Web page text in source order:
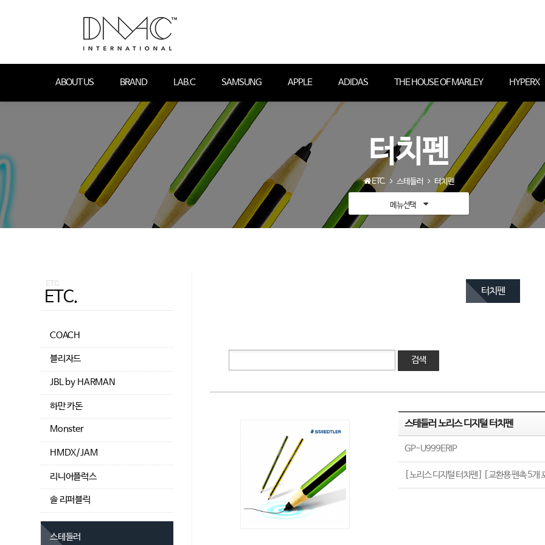
ABOUT US BRAND LAB.C SAMSUNG APPLE ADIDAS THE HOUSE OF MARLEY HYPERX
터치펜
ETC. 스테들러 터치펜
메뉴선택
ETC.
ETC.
COACH
블리자드
JBL by HARMAN
하만 카돈
Monster
HMDX/JAM
리니어플럭스
솔 리퍼블릭
스테들러
터치펜
검색
스테들러 노리스 디지털 터치펜
GP-U999ERIP
[ 노리스 디지털 터치펜 ] [ 교환용 펜촉 5개